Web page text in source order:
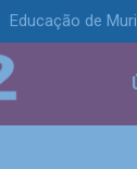
Educação de